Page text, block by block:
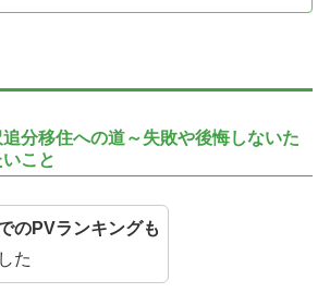
追分移住への道～失敗や後悔しないた
こと
のPVランキングも
た